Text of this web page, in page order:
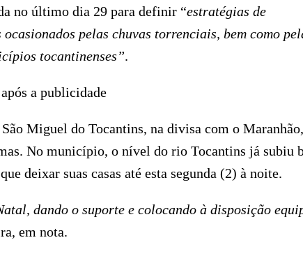
no último dia 29 para definir “estratégias de
pelas chuvas torrenciais, bem como
tocantinenses”.
a publicidade
Miguel do Tocantins, na divisa com o Maranhão,
No município, o nível do rio Tocantins já subiu
deixar suas casas até esta segunda (2) à noite.
dando o suporte e colocando à disposição
em nota.